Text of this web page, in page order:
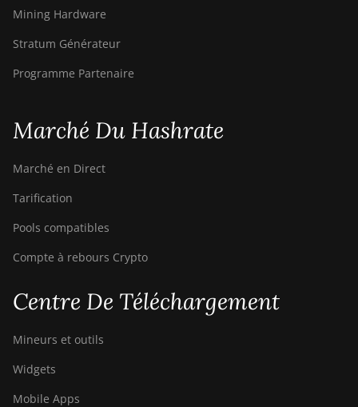
Mining Hardware
Stratum Générateur
Programme Partenaire
Marché Du Hashrate
Marché en Direct
Tarification
Pools compatibles
Compte à rebours Crypto
Centre De Téléchargement
Mineurs et outils
Widgets
Mobile Apps